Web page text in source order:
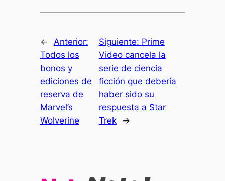
← Anterior:
Todos los
bonos y
ediciones de
reserva de
Marvel’s
Wolverine
Siguiente: Prime
Video cancela la
serie de ciencia
ficción que debería
haber sido su
respuesta a Star
Trek
→